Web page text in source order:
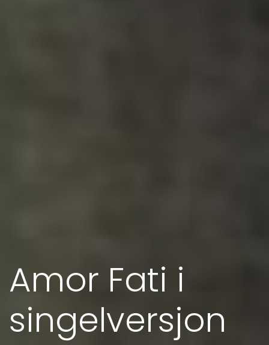
Amor Fati i
singelversjon